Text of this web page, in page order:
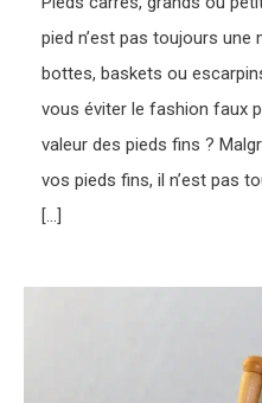
pied n’est pas toujours
bottes, baskets ou
vous éviter le fashion faux
valeur des pieds fins ?
vos pieds fins, il n’est pas
[…]